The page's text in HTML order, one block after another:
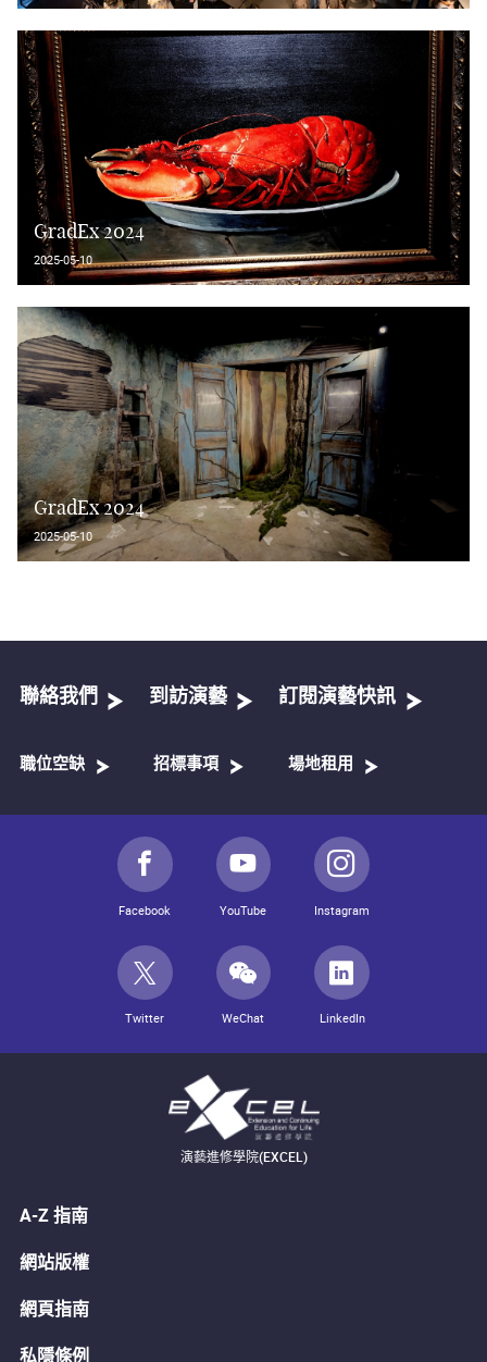
GradEx 2024
2025-05-10
GradEx 2024
2025-05-10
聯絡我們 到訪演藝 訂閱演藝快訊
職位空缺 招標事項 場地租用
Facebook YouTube Instagram
Twitter WeChat LinkedIn
演藝進修學院(EXCEL)
A-Z 指南
網站版權
網頁指南
私隱條例